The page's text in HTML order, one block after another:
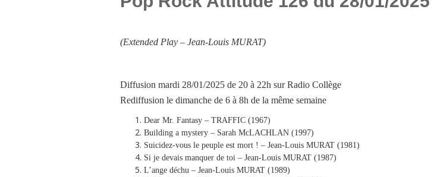
(Extended Play – Jean-Louis MURAT)
Diffusion mardi 28/01/2025 de 20 à 22h sur Radio Collège
Rediffusion le dimanche de 6 à 8h de la même semaine
Dear Mr. Fantasy – TRAFFIC (1967)
Building a mystery – Sarah McLACHLAN (1997)
Suicidez-vous le peuple est mort ! – Jean-Louis MURAT (1981)
Si je devais manquer de toi – Jean-Louis MURAT (1987)
L’ange déchu – Jean-Louis MURAT (1989)